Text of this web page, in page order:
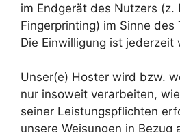
im Endgerät des Nutzers (z.
Fingerprinting) im Sinne des
Die Einwilligung ist jederzeit
Unser(e) Hoster wird bzw.
nur insoweit verarbeiten,
seiner Leistungspflichten
unsere Weisungen in Bezug